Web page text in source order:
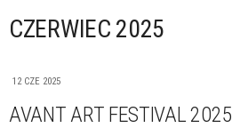
CZERWIEC 2025
12 CZE 2025
AVANT ART FESTIVAL 2025